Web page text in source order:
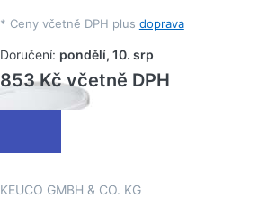
* Ceny včetně DPH plus doprava
Doručení: pondělí, 10. srp
853 Kč včetně DPH
KEUCO GMBH & CO. KG